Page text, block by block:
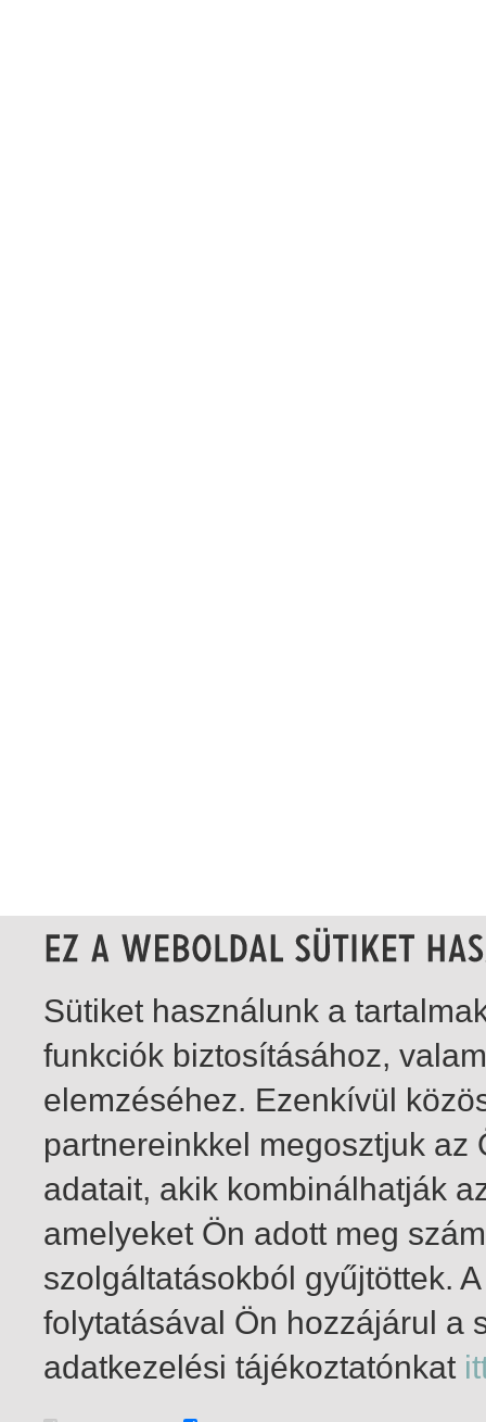
1-4 / total 4 hit
Sütiket használunk a
funkciók biztosításához,
elemzéséhez. Ezenkívül
partnereinkkel megosztjuk
adatait, akik kombinálhatják
amelyeket Ön adott meg
szolgáltatásokból gyűjtöttek.
folytatásával Ön hozzájárul a
adatkezelési tájékoztatónkat